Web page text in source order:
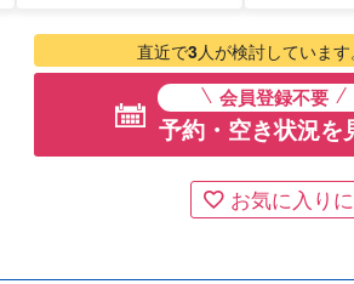
得な割引セット
ジンベエザメ
ツアー
レンタカー
ホエー
ウォッチ
直近で3人が検討しています
会員登録不要
予約・空き状況を
お気に入り